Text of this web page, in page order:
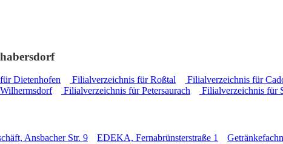
Dietenhofen Filialverzeichnis für Roßtal Filialverzeichnis für
Filialverzeichnis für Petersaurach Filialverzeichnis für
Ansbacher Str. 9 EDEKA, Fernabrünsterstraße 1